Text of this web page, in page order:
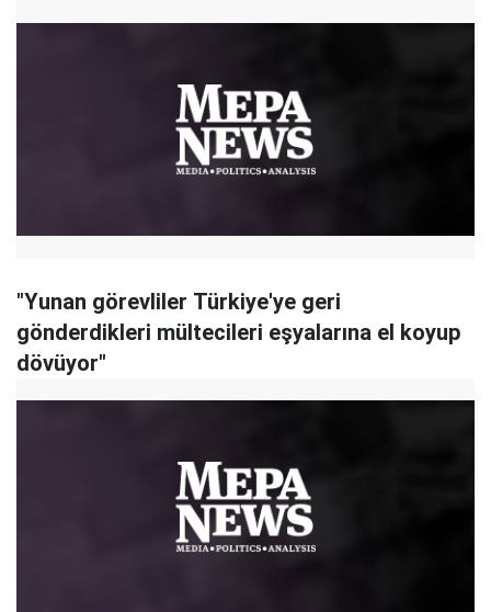
"Yunan görevliler Türkiye'ye geri
gönderdikleri mültecileri eşyalarına el koyup
dövüyor"